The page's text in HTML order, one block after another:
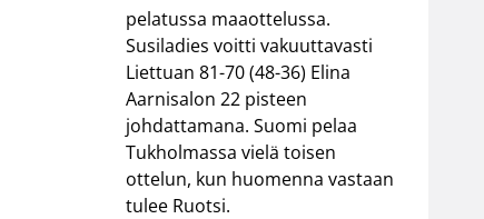
pelatussa maaottelussa.
Susiladies voitti vakuuttavasti
Liettuan 81-70 (48-36) Elina
Aarnisalon 22 pisteen
johdattamana. Suomi pelaa
Tukholmassa vielä toisen
ottelun, kun huomenna vastaan
tulee Ruotsi.